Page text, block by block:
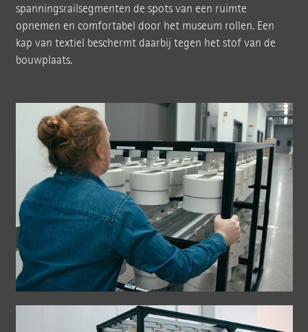
spanningsrailsegmenten de spots van een ruimte
opnemen en comfortabel door het museum rollen. Een
kap van textiel beschermt daarbij tegen het stof van de
bouwplaats.